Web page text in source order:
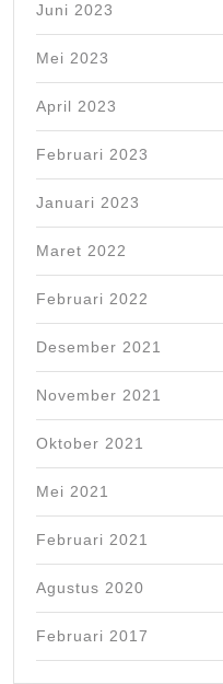
Juni 2023
Mei 2023
April 2023
Februari 2023
Januari 2023
Maret 2022
Februari 2022
Desember 2021
November 2021
Oktober 2021
Mei 2021
Februari 2021
Agustus 2020
Februari 2017